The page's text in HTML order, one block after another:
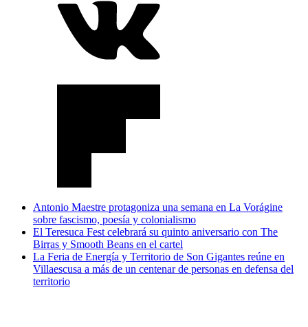
Antonio Maestre protagoniza una semana en La Vorágine
sobre fascismo, poesía y colonialismo
El Teresuca Fest celebrará su quinto aniversario con The
Birras y Smooth Beans en el cartel
La Feria de Energía y Territorio de Son Gigantes reúne en
Villaescusa a más de un centenar de personas en defensa del
territorio